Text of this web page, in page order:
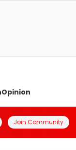
Opinion
Join Community